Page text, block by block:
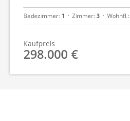
Badezimmer: 1 · Zimmer:3 · Wohnfl.:
Kaufpreis
298.000 €